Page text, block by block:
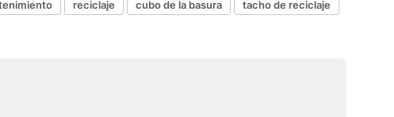
reciclaje cubo de la basura
tacho de reciclaje